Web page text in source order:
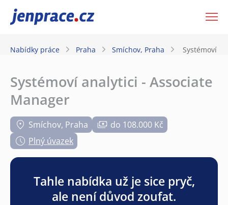
JenPráce.cz
Nabídky práce Praha Smíchov, Praha Systémoví
Systémoví analytici - Associate
Manager
Smíchov, Praha
do 108.000 Kč
Plný úvazek
Tahle nabídka už je sice pryč,
ale není důvod zoufat.